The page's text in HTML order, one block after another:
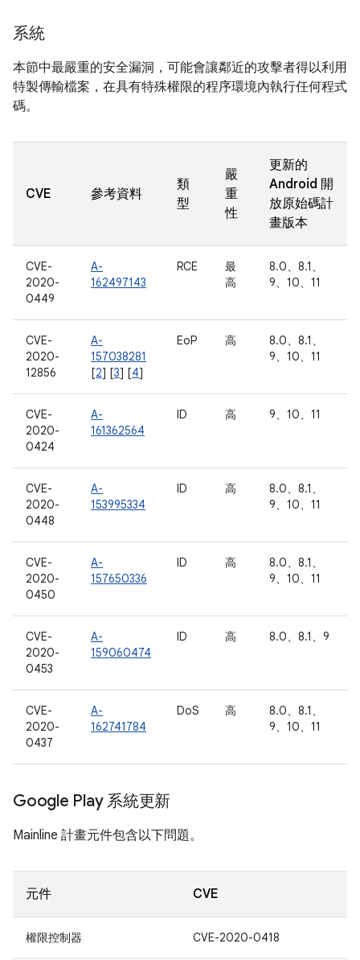
系統
本節中最嚴重的安全漏洞，可能會讓鄰近的攻擊者得以利用
特製傳輸檔案，在具有特殊權限的程序環境內執行任何程式
碼。
CVE 參考資料
類
型
嚴
重
性
更新的
Android 開
放原始碼計
畫版本
CVE-
2020-
0449
A-
162497143
RCE
最
高
8.0、8.1、
9、10、11
CVE-
2020-
12856
A-
157038281
[2] [3] [4]
EoP 高
8.0、8.1、
9、10、11
CVE-
2020-
0424
A-
161362564
ID 高 9、10、11
CVE-
2020-
0448
A-
153995334
ID 高
8.0、8.1、
9、10、11
CVE-
2020-
0450
A-
157650336
ID 高
8.0、8.1、
9、10、11
CVE-
2020-
0453
A-
159060474
ID 高 8.0、8.1、9
CVE-
2020-
0437
A-
162741784
DoS 高
8.0、8.1、
9、10、11
Google Play 系統更新
Mainline 計畫元件包含以下問題。
元件 CVE
權限控制器 CVE-2020-0418